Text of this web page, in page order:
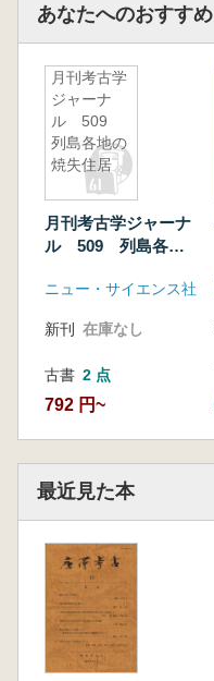
あなたへのおすすめ
月刊考古学
ジャーナ
ル 509
列島各地の
焼失住居
月刊考古学ジャーナ
ル 509 列島各地
ニュー・サイエンス社
新刊 在庫なし
古書 2 点
792 円~
最近見た本